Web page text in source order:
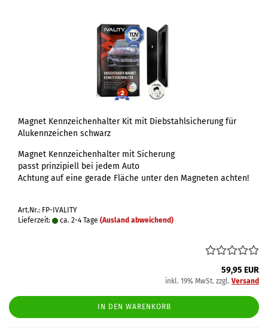
Magnet Kennzeichenhalter Kit mit Diebstahlsicherung für
Alukennzeichen schwarz
Magnet Kennzeichenhalter mit Sicherung
passt prinzipiell bei jedem Auto
Achtung auf eine gerade Fläche unter den Magneten achten!
Art.Nr.: FP-IVALITY
Lieferzeit:
ca. 2-4 Tage (Ausland abweichend)
59,95 EUR
inkl. 19% MwSt. zzgl. Versand
IN DEN WARENKORB